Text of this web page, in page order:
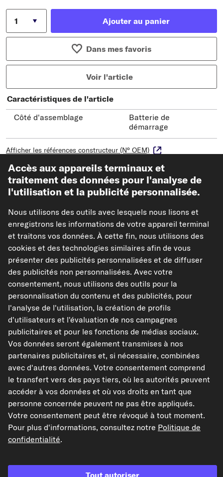
Ajouter au panier
Dans mes favoris
Voir l'article
Caractéristiques de l'article
Côté d'assemblage
Batterie de
démarrage
Afficher les références constructeur (N° OEM)
Modèles de véhicules compatibles
Réf : 99370002002
28,62 €
TVA de 20% incluse,plus frais de port
Disponible immédiatement
Vérifier la compatibilité
Ajouter au panier
Dans mes favoris
Voir l'article
Afficher les références constructeur (N° OEM)
Accès aux appareils terminaux et
traitement des données pour l'analyse de
l'utilisation et la publicité personnalisée.
Nous utilisons des outils avec lesquels nous lisons et
enregistrons les informations de votre appareil terminal
et traitons vos données. À cette fin, nous utilisons des
cookies et des technologies similaires afin de vous
présenter des publicités personnalisées et de diffuser
des publicités non personnalisées. Avec votre
consentement, nous utilisons des outils pour la
personnalisation du contenu et des publicités, pour
l'analyse de l'utilisation, la création de profils
d'utilisateurs et l'évaluation de nos campagnes
publicitaires et pour les fonctions de médias sociaux.
Vos données seront également transmises à nos
partenaires publicitaires et, si nécessaire, combinées
avec d'autres données. Votre consentement comprend
le transfert vers des pays tiers, où les autorités peuvent
accéder à vos données et où vos droits en tant que
personne concernée peuvent ne pas être appliqués.
Votre consentement peut être révoqué à tout moment.
Pour plus d'informations, consultez notre Politique de
confidentialité.
Tout autoriser